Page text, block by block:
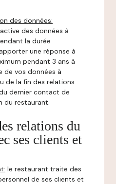
des données:
des données à
la durée
une réponse à
pendant 3 ans à
vos données à
de la fin des relations
dernier contact de
du restaurant.
relations du
ses clients et
le restaurant traite des
de ses clients et